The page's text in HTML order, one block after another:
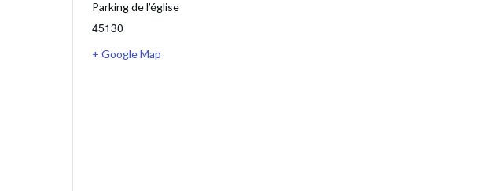
Parking de l’église
45130
+ Google Map